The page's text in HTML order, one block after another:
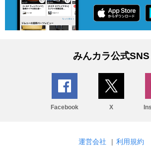
みんカラ公式SNS
Facebook X
運営会社 | 利用規約